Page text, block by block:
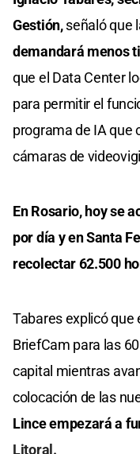
Gestión,señaló que
demandará menos
que el Data Center
para permitir el
programa de IA que
cámaras de
En Rosario, hoy se
por día y en Santa
recolectar 62.500
Tabares explicó que
BriefCam para las
capital mientras
colocación de las
Lince empezará a
Litoral.